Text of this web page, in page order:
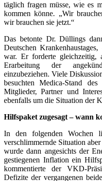
täglich fragen müsse, wie es
kommen könne. „Wir
wir brauchen sie jetzt.“
Das betonte Dr. Düllings
Deutschen
war. Er forderte
Erarbeitung der
einzubeziehen. Viele
besuchten Medica-Stand
Mitglieder, Partner und
ebenfalls um die Situation der
Hilfspaket zugesagt – wann
In den folgenden Wochen
verschlimmernde Situation
wurde dann angesichts der
gestiegenen Inflation ein
kommentierte der VKD-
Defizite der vergangenen